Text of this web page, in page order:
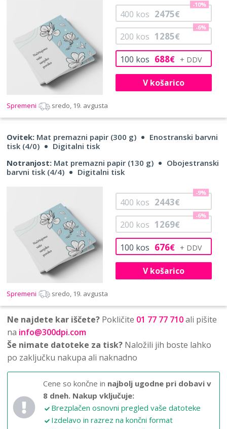
100 kos 688€
200 kos 1285€
-6%
400 kos 2475€
-10%
V košarico
Spremeni sredo, 19. avgusta
Ovitek: Mat premazni papir (300 g)
Enostranski barvni
tisk (4/0)
Digitalni tisk
Notranjost: Mat premazni papir (130 g)
Obojestranski
barvni tisk (4/4)
Digitalni tisk
100 kos 676€
200 kos 1269€
-6%
400 kos 2443€
-9%
V košarico
Spremeni sredo, 19. avgusta
Ne najdete kar iščete? Pokličite 01 77 77 710ali pišite
na info@300dpi.com
Še nimate datoteke za tisk? Naložili jih boste lahko
po zaključku nakupa ali naknadno
Cene so končne in najbolj ugodne pri dobavi v
8 dneh. Nakup vključuje:
Brezplačen osnovni pregled vaše datoteke
Izdelavo in razrez na končni format